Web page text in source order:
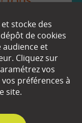
stocke des
de cookies
et
Cliquez sur
vos
préférences à
site.